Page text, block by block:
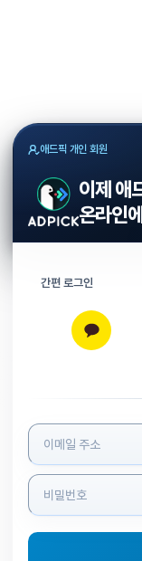
애드픽 개인 회원
이제 애
온라인
간편 로그인
로그인 정보 입력